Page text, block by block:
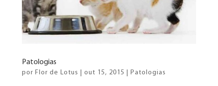
Patologias
por Flor de Lotus out 15, 2015 Patologias